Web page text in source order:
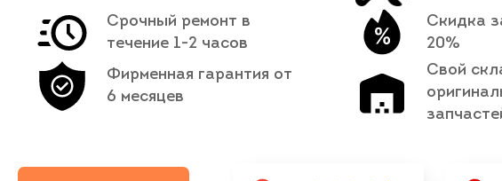
Срочный ремонт в
течение 1-2 часов
Фирменная гарантия от
6 месяцев
Скидка
20%
Свой